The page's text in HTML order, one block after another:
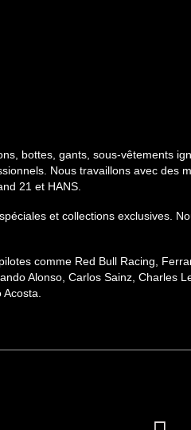
bottes, gants, sous-vêtements
Nous travaillons avec des
21 et HANS.
et collections exclusives.
comme Red Bull Racing,
Alonso, Carlos Sainz, Charles
Acosta.